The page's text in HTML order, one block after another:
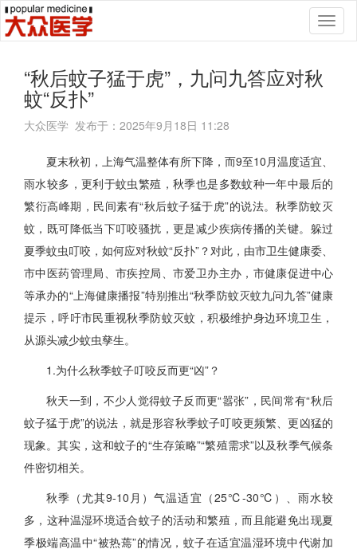
“秋后蚊子猛于虎”，九问九答应对秋
蚊“反扑”
大众医学 发布于：2025年9月18日 11:28
夏末秋初，上海气温整体有所下降，而9至10月温度适宜、
雨水较多，更利于蚊虫繁殖，秋季也是多数蚊种一年中最后的
繁衍高峰期，民间素有“秋后蚊子猛于虎”的说法。秋季防蚊灭
蚊，既可降低当下叮咬骚扰，更是减少疾病传播的关键。躲过
夏季蚊虫叮咬，如何应对秋蚊“反扑”？对此，由市卫生健康委、
市中医药管理局、市疾控局、市爱卫办主办，市健康促进中心
等承办的“上海健康播报”特别推出“秋季防蚊灭蚊九问九答”健康
提示，呼吁市民重视秋季防蚊灭蚊，积极维护身边环境卫生，
从源头减少蚊虫孳生。
1.为什么秋季蚊子叮咬反而更“凶”？
秋天一到，不少人觉得蚊子反而更“嚣张”，民间常有“秋后
蚊子猛于虎”的说法，就是形容秋季蚊子叮咬更频繁、更凶猛的
现象。其实，这和蚊子的“生存策略”“繁殖需求”以及秋季气候条
件密切相关。
秋季（尤其9-10月）气温适宜（25℃-30℃）、雨水较
多，这种温湿环境适合蚊子的活动和繁殖，而且能避免出现夏
季极端高温中“被热蔫”的情况，蚊子在适宜温湿环境中代谢加